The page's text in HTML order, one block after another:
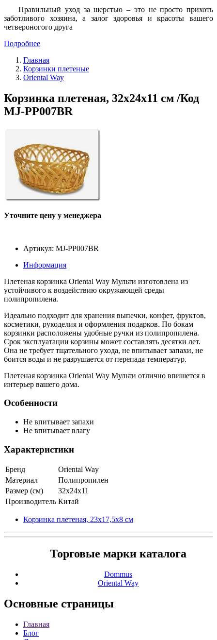
Правильный уход за шерстью – это не просто прихоть
заботливого хозяина, а залог здоровья и красоты вашего
четвероногого друга
Подробнее
Главная
Корзинки плетеные
Oriental Way
Корзинка плетеная, 32х24х11 см /Код
MJ-PP007BR
Уточните цену у менеджера
Артикул: MJ-PP007BR
Информация
Плетеная корзинка Oriental Way Мульти изготовлена из
устойчивого к воздействию окружающей среды
полипропилена.
Идеально подходит для хранения выпечки, конфет, фруктов,
косметики, рукоделия и оформления подарков. По бокам
корзинки расположены удобные ручки из полипропилена.
Срок эксплуатации корзины может составлять десятки лет.
Она не требует тщательного ухода, не впитывает запахи, не
боится воды и не разрушается от перепада температур.
Плетеная корзинка Oriental Way Мульти отлично впишется в
интерьер вашего дома.
Особенности
Не впитывает запахи
Не впитывает влагу
Характеристики
Бренд
Oriental Way
Материал
Полипропилен
Размер (см)
32х24х11
Производитель Китай
Корзинка плетеная, 23х17,5х8 см
Торговые марки каталога
Dommus
Oriental Way
Основные страницы
Главная
Блог